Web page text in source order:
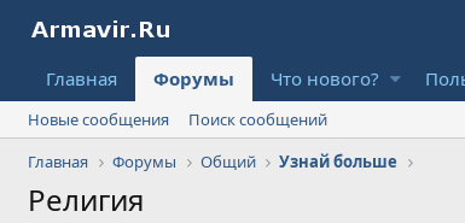
Главная Форумы Что нового?
Новые сообщения
Поиск сообщений
Главная
Форумы Общий Узнай больше
Религия